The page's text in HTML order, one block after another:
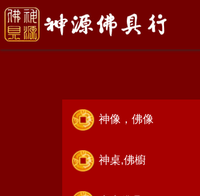
精品佛具組
神像，佛像
神桌,佛櫥